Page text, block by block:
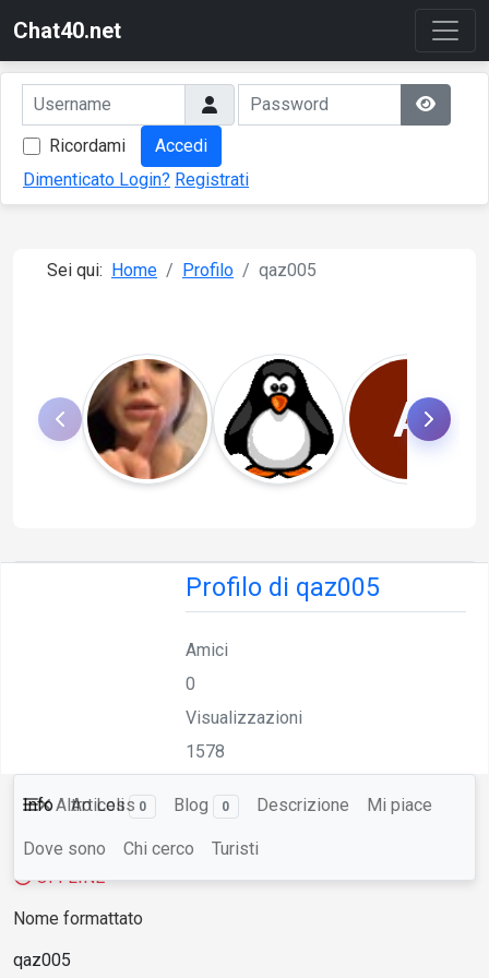
Chat40.net
Ricordami
Accedi
Dimenticato Login? Registrati
Sei qui: Home Profilo qaz005
A
Q
OFFLINE
Profilo di qaz005
Amici
0
Visualizzazioni
1578
Info Articoli 0 Blog 0 Descrizione Mi piace
Dove sono Chi cerco Turisti
Altro Less
Nome formattato
qaz005